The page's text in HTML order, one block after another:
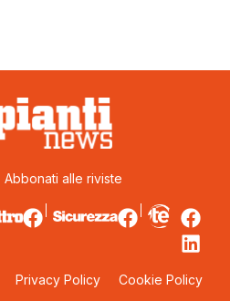
Abbonati alle riviste
Privacy Policy Cookie Policy